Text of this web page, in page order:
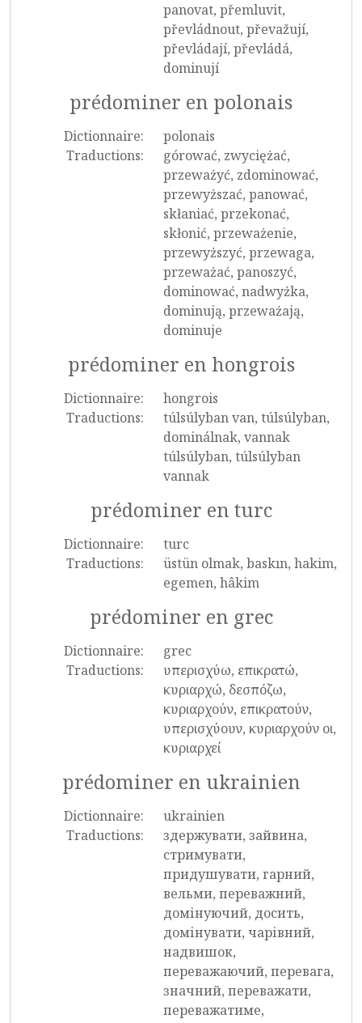
panovat, přemluvit,
převládnout, převažují,
převládají, převládá,
dominují
prédominer en polonais
Dictionnaire:
polonais
Traductions:
górować, zwyciężać,
przeważyć, zdominować,
przewyższać, panować,
skłaniać, przekonać,
skłonić, przeważenie,
przewyższyć, przewaga,
przeważać, panoszyć,
dominować, nadwyżka,
dominują, przeważają,
dominuje
prédominer en hongrois
Dictionnaire:
hongrois
Traductions:
túlsúlyban van, túlsúlyban,
dominálnak, vannak
túlsúlyban, túlsúlyban
vannak
prédominer en turc
Dictionnaire:
turc
Traductions:
üstün olmak, baskın, hakim,
egemen, hâkim
prédominer en grec
Dictionnaire:
grec
Traductions:
υπερισχύω, επικρατώ,
κυριαρχώ, δεσπόζω,
κυριαρχούν, επικρατούν,
υπερισχύουν, κυριαρχούν οι,
κυριαρχεί
prédominer en ukrainien
Dictionnaire:
ukrainien
Traductions:
здержувати, зайвина,
стримувати,
придушувати, гарний,
вельми, переважний,
домінуючий, досить,
домінувати, чарівний,
надвишок,
переважаючий, перевага,
значний, переважати,
переважатиме,